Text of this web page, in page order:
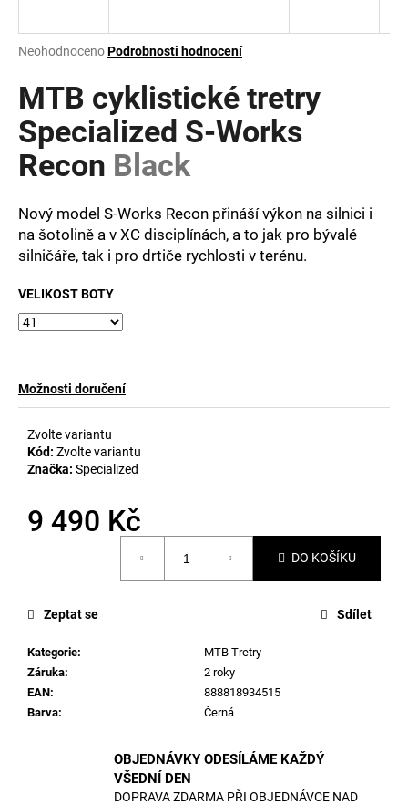
Průměrné
produktu
je
0,0
z
5
hvězdiček.
NeohodnocenoPodrobnosti hodnocení
MTB cyklistické tretry
Specialized S-Works
Recon Black
Nový model S-Works Recon přináší výkon na silnici i
na šotolině a v XC disciplínách, a to jak pro bývalé
silničáře, tak i pro drtiče rychlosti v terénu.
VELIKOST BOTY
Možnosti doručení
Zvolte variantu
Kód: Zvolte variantu
Značka: Specialized
9 490 Kč
DO KOŠÍKU
Kategorie:
MTB Tretry
Záruka:
2 roky
EAN:
888818934515
Barva: Černá
Zeptat se Sdílet
OBJEDNÁVKY ODESÍLÁME KAŽDÝ
VŠEDNÍ DEN
DOPRAVA ZDARMA PŘI OBJEDNÁVCE NAD
j
t
?
HLEDAT
D
o
p
u
č
u
e
m